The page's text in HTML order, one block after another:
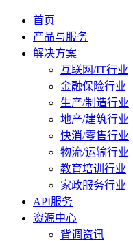
首页
产品与服务
解决方案
互联网/IT行业
金融保险行业
生产/制造行业
地产/建筑行业
快消/零售行业
物流/运输行业
教育培训行业
家政服务行业
API服务
资源中心
背调资讯